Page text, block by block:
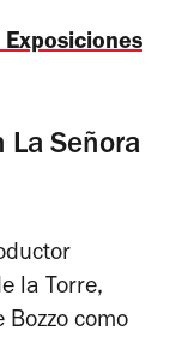
La Señora
la Torre,
como